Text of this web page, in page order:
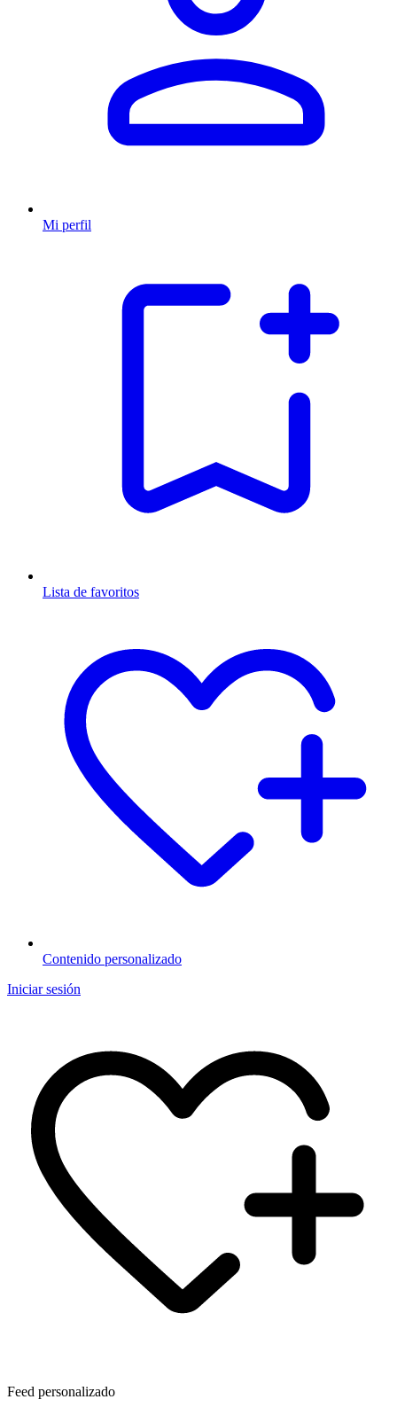
Mi perfil
Lista de favoritos
Contenido personalizado
Iniciar sesión
Feed personalizado